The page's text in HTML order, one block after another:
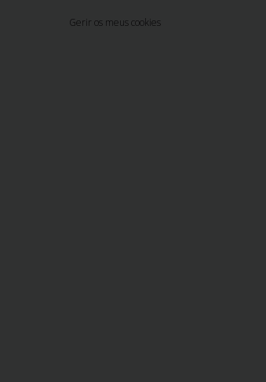
Gerir os meus cookies